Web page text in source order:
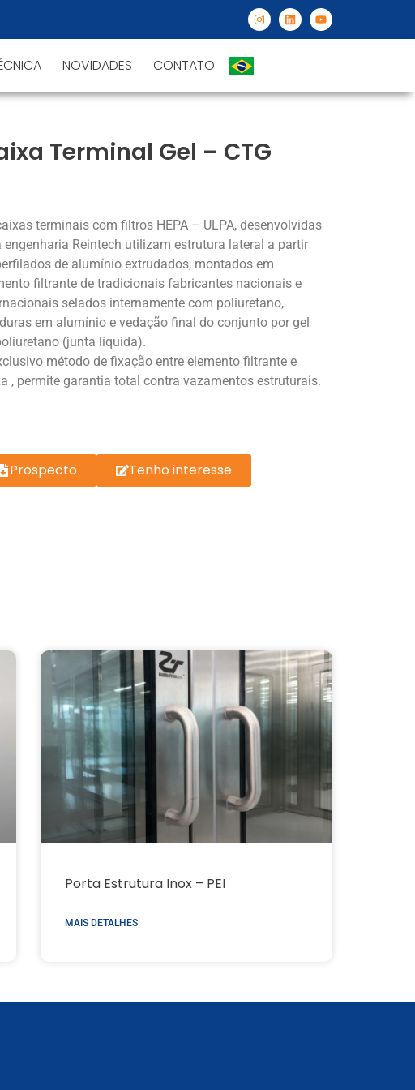
NOVIDADES CONTATO
Terminal Gel – CTG
terminais com filtros HEPA – ULPA, desenvolvidas
engenharia Reintech utilizam estrutura lateral a partir
de alumínio extrudados, montados em
filtrante de tradicionais fabricantes nacionais e
selados internamente com poliuretano,
em alumínio e vedação final do conjunto por gel
(junta líquida).
método de fixação entre elemento filtrante e
, permite garantia total contra vazamentos estruturais.
Prospecto Tenho interesse
Porta Estrutura Inox – PEI
MAIS DETALHES